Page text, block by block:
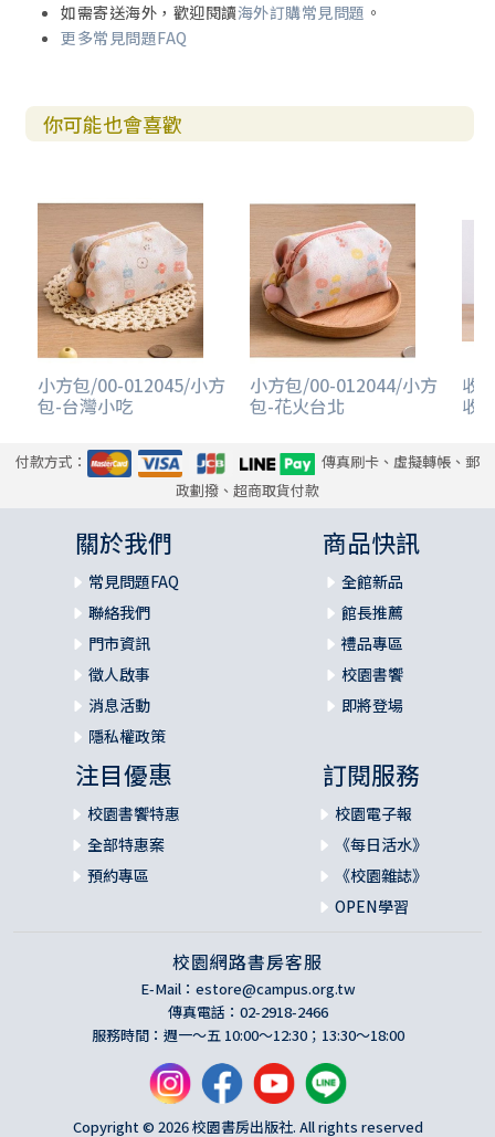
如需寄送海外，歡迎閱讀海外訂購常見問題 。
更多常見問題FAQ
你可能也會喜歡
小方包/00-012045/小方
包-台灣小吃
小方包/00-012044/小方
包-花火台北
收
收
付款方式：
傳真刷卡、虛擬轉帳、郵
政劃撥、超商取貨付款
關於我們
常見問題FAQ
聯絡我們
門市資訊
徵人啟事
消息活動
隱私權政策
商品快訊
全館新品
館長推薦
禮品專區
校園書饗
即將登場
注目優惠
校園書饗特惠
全部特惠案
預約專區
訂閱服務
校園電子報
《每日活水》
《校園雜誌》
OPEN學習
校園網路書房客服
E-Mail： estore@campus.org.tw
傳真電話：02-2918-2466
服務時間：週一～五 10:00～12:30；13:30～18:00
Copyright © 2026 校園書房出版社. All rights reserved